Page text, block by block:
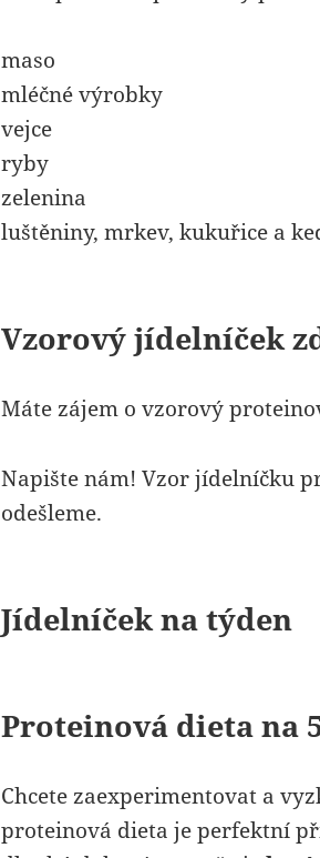
maso
mléčné výrobky
vejce
ryby
zelenina
luštěniny, mrkev, kukuřice a
Vzorový jídelníček
Máte zájem o vzorový
Napište nám! Vzor jídelníčku
odešleme.
Jídelníček na týden
Proteinová dieta na
Chcete zaexperimentovat a
proteinová dieta je perfektní